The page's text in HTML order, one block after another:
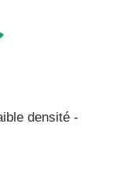
densité -